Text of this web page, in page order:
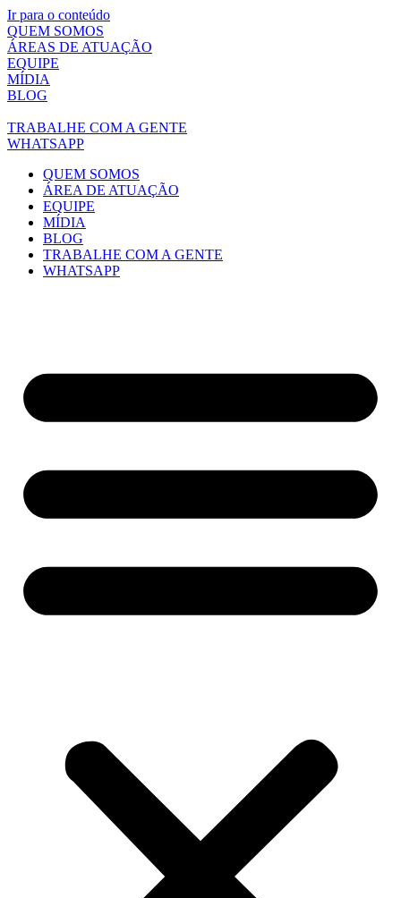
Ir para o conteúdo
QUEM SOMOS
ÁREAS DE ATUAÇÃO
EQUIPE
MÍDIA
BLOG
TRABALHE COM A GENTE
WHATSAPP
QUEM SOMOS
ÁREA DE ATUAÇÃO
EQUIPE
MÍDIA
BLOG
TRABALHE COM A GENTE
WHATSAPP